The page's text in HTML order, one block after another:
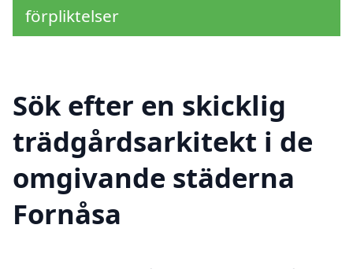
förpliktelser
Sök efter en skicklig
trädgårdsarkitekt i de
omgivande städerna
Fornåsa